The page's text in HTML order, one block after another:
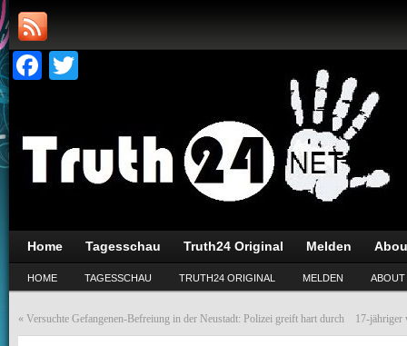
Facebook
Home Tagesschau Truth24 Original Melden
HOME TAGESSCHAU TRUTH24 ORIGINAL MELDEN ABOUT
« Versuchte Gefangenen-Befreiung in der Neustadt: Polizei greift hart durch 17-jähriger